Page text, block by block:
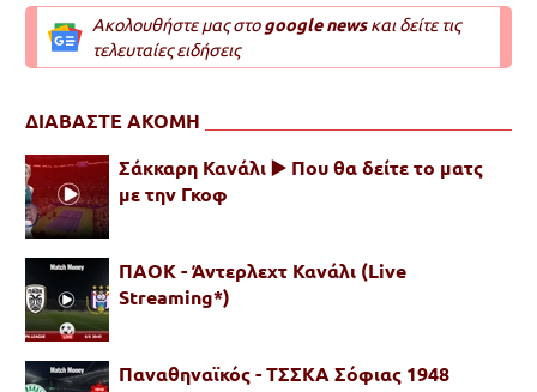
Ακολουθήστε μας στοgoogle newsκαι δείτε τις
τελευταίες ειδήσεις
ΔΙΑΒΑΣΤΕ ΑΚΟΜΗ
Σάκκαρη Κανάλι ▶️ Που θα δείτε το ματς
με την Γκοφ
ΠΑΟΚ - Άντερλεχτ Κανάλι (Live
Streaming*)
Παναθηναϊκός - ΤΣΣΚΑ Σόφιας 1948